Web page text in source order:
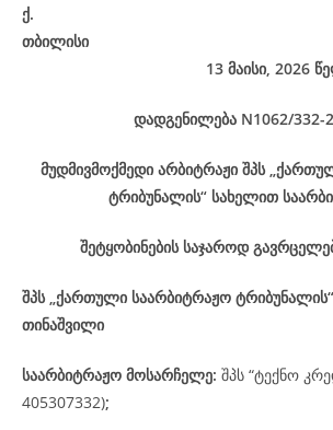
ქ.
თბილისი
13 მაისი, 2026
დადგენილება N1062/332-
მუდმივმოქმედი არბიტრაჟი შპს
ტრიბუნალის“ სახელით
შეტყობინების საჯაროდ
შპს „ქართული საარბიტრაჟო
თინაშვილი
საარბიტრაჟო მოსარჩელე: შპს “ტექნო
405307332);